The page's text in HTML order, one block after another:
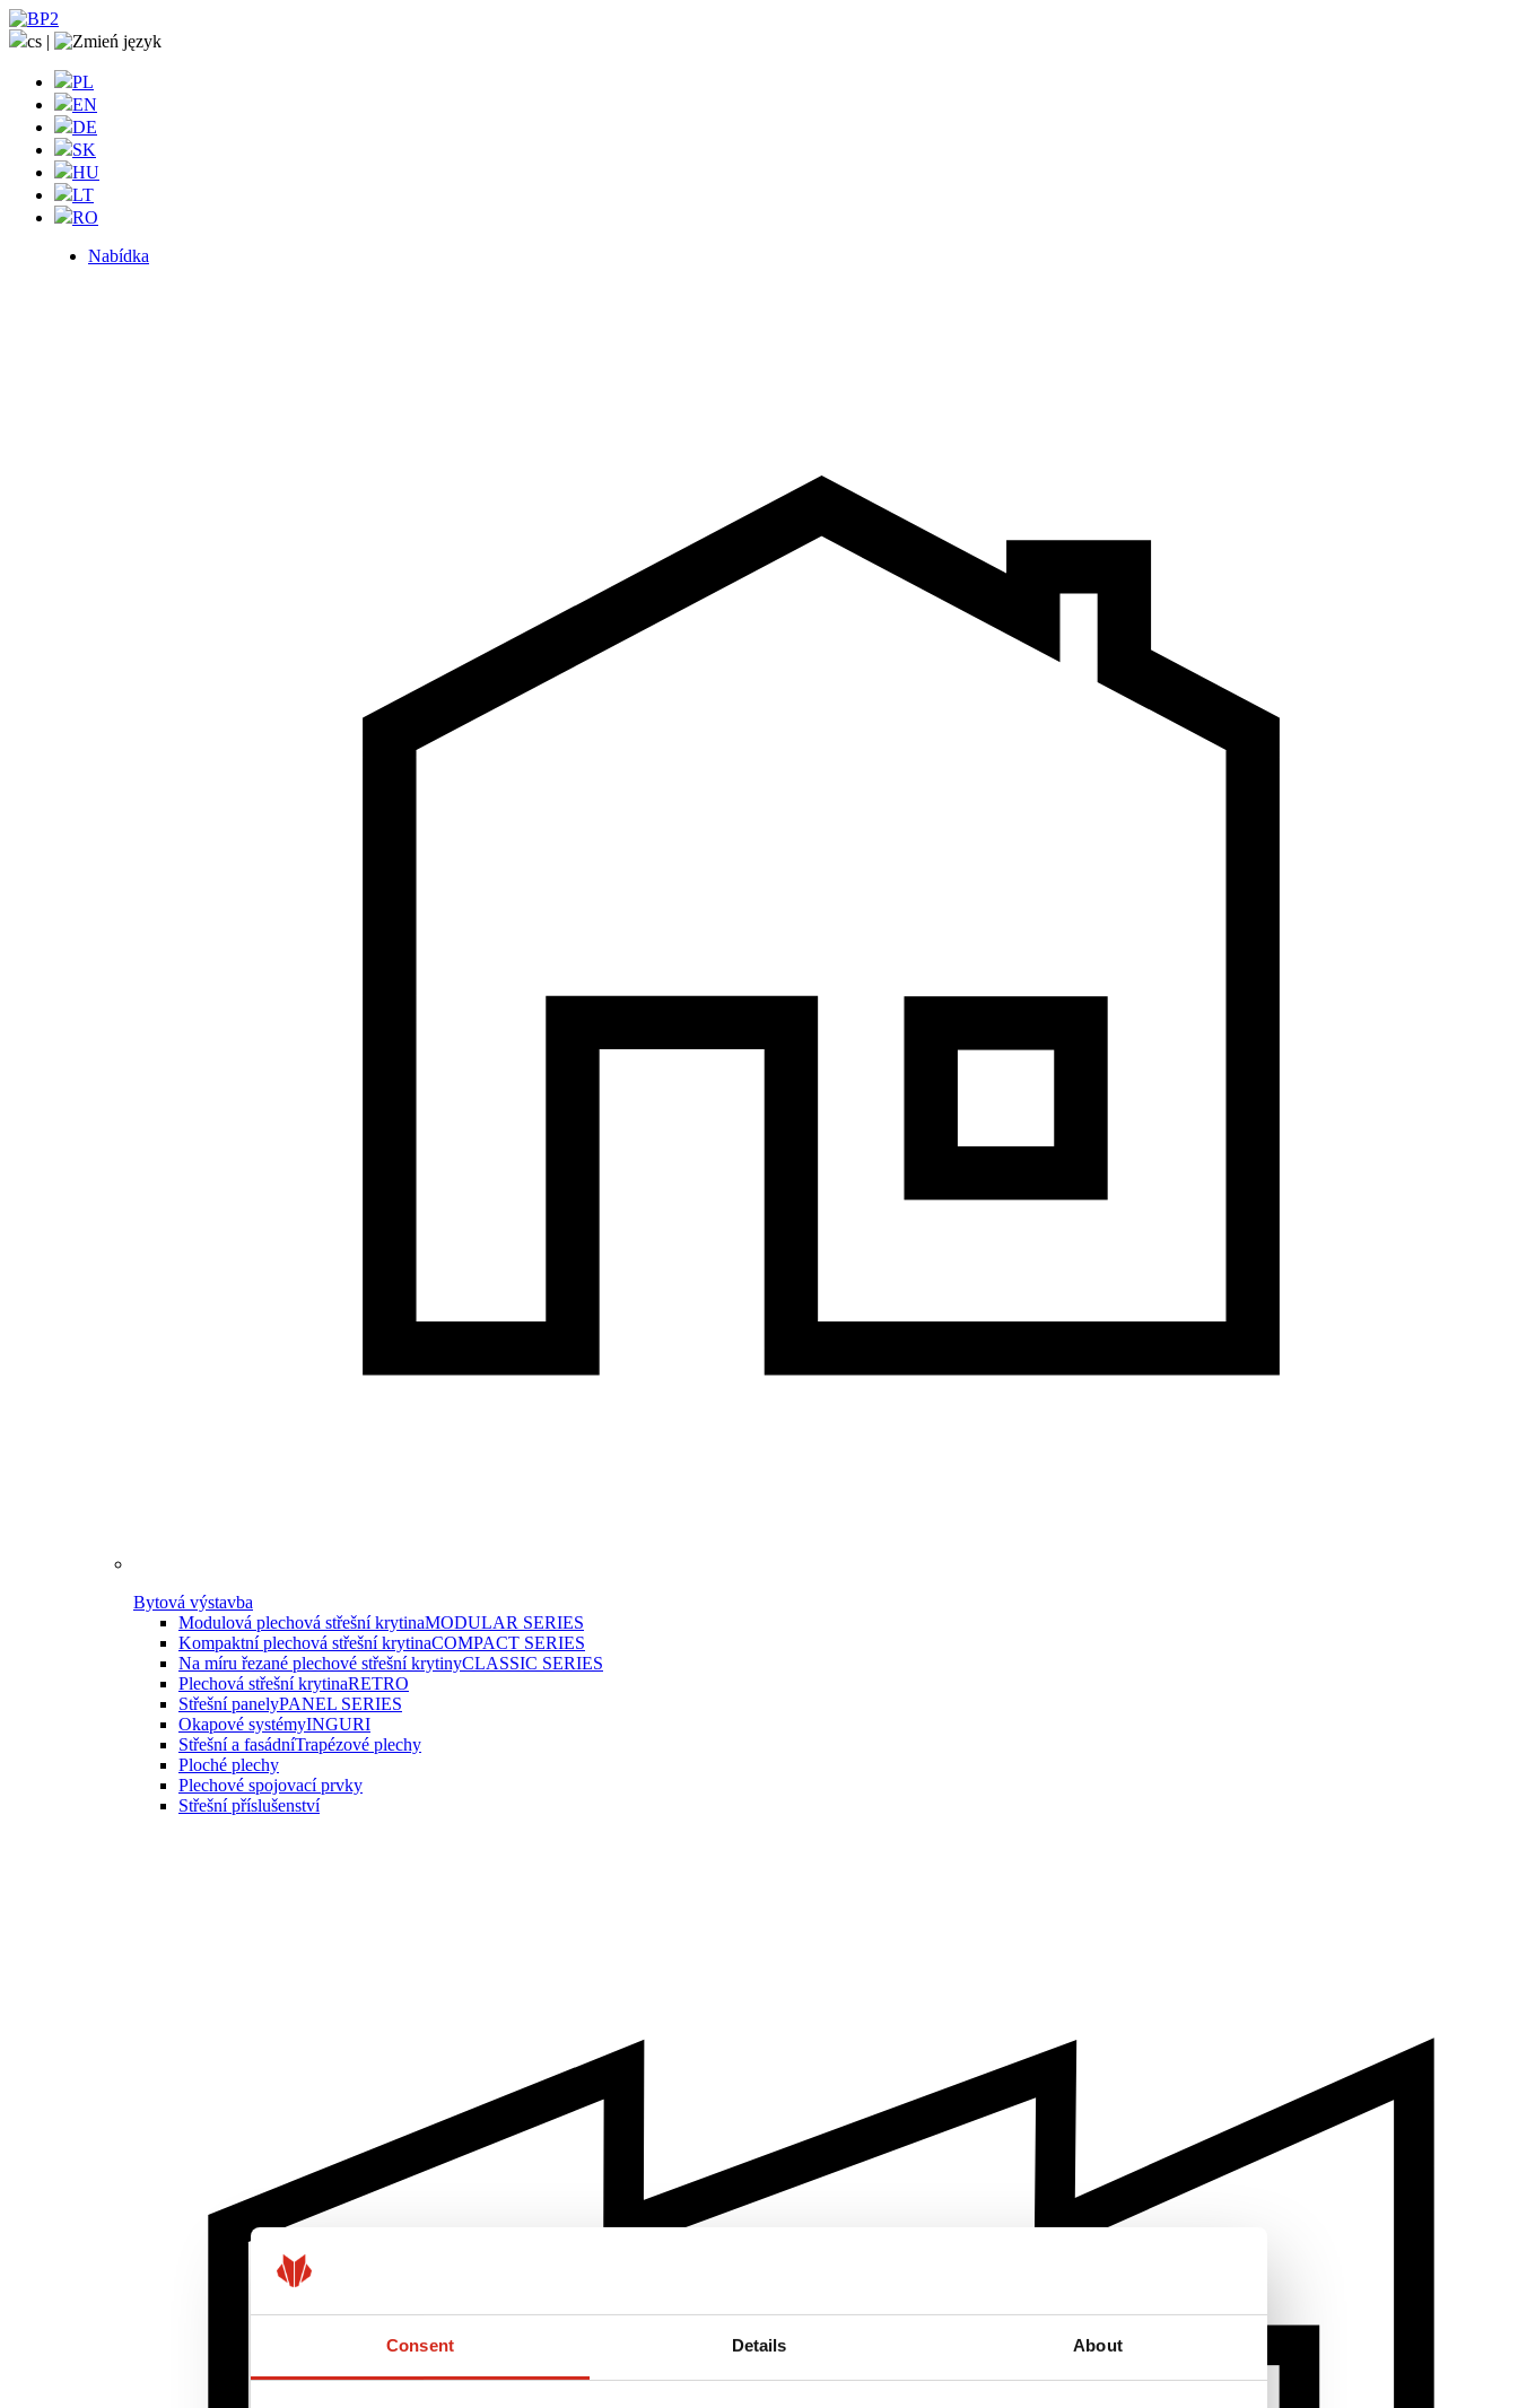
Consent Details About
cs |
PL
EN
DE
SK
HU
LT
RO
Nabídka
Bytová výstavba
Modulová plechová střešní krytinaMODULAR SERIES
Kompaktní plechová střešní krytinaCOMPACT SERIES
Na míru řezané plechové střešní krytinyCLASSIC SERIES
Plechová střešní krytinaRETRO
Střešní panelyPANEL SERIES
Okapové systémyINGURI
Střešní a fasádníTrapézové plechy
Ploché plechy
Plechové spojovací prvky
Střešní příslušenství